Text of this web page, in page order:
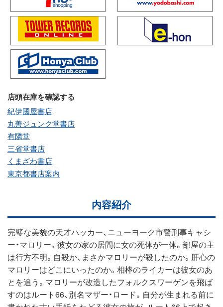
店頭在庫を確認する
紀伊國屋書店
丸善ジュンク堂書店
有隣堂
三省堂書店
くまざわ書店
東京都書店案内
内容紹介
完璧な美貌の天才ハッカー、ニューヨーク市警刑事キャシ
ー・マロリー。彼女の家の居間に女の死体が一体。部屋の主
は行方不明。自殺か、まさかマロリーが殺したのか。肝心の
マロリーはどこにいったのか。相棒のライカーは彼女のあ
とを追う。マロリーが改造したフォルクスワーゲンを飛ば
すのはルート66、別名マザー・ロード。自分が生まれる前に